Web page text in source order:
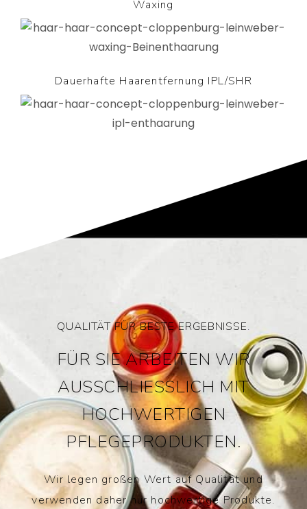
Waxing
Dauerhafte Haarentfernung IPL/SHR
QUALITÄT FÜR BESTE ERGEBNISSE.
FÜR SIE ARBEITEN WIR
AUSSCHLIESSLICH MIT
HOCHWERTIGEN
PFLEGEPRODUKTEN.
Wir legen großen Wert auf Qualität und
verwenden daher nur hochwertige Produkte.